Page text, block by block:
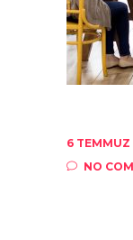
6 TEMMUZ
NO